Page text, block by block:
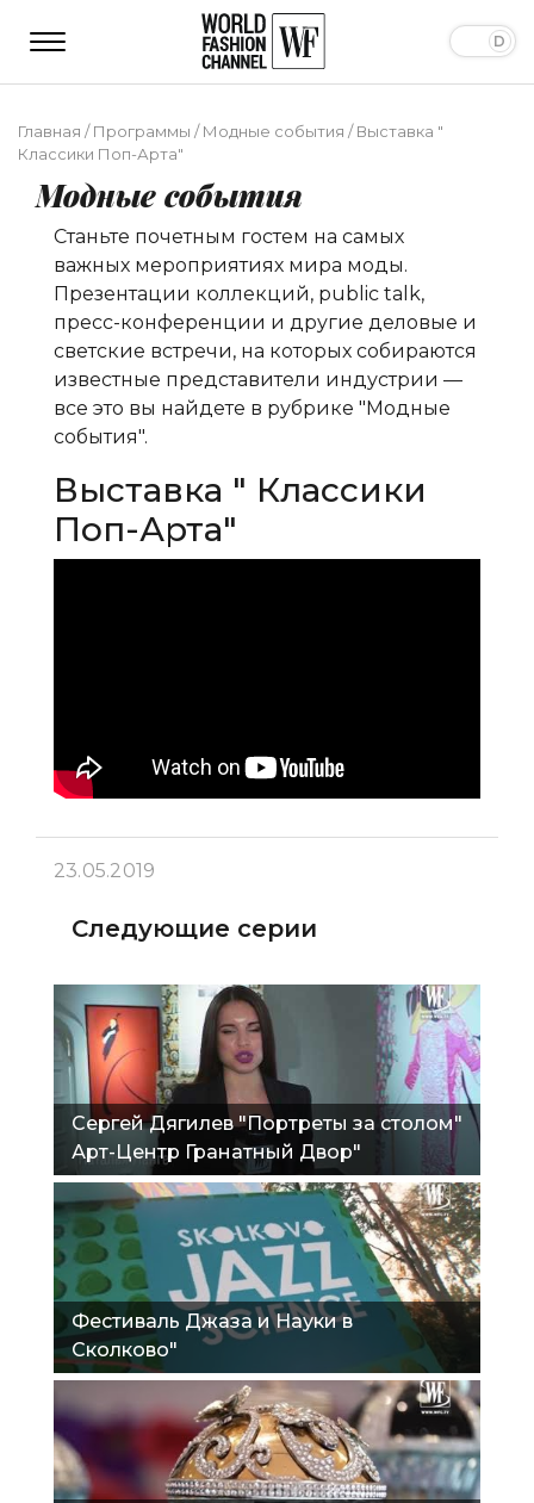
Главная /Программы /Модные события /Выставка "
Классики Поп-Арта"
Модные события
Станьте почетным гостем на самых
важных мероприятиях мира моды.
Презентации коллекций, public talk,
пресс-конференции и другие деловые и
светские встречи, на которых собираются
известные представители индустрии —
все это вы найдете в рубрике "Модные
события".
Выставка " Классики
Поп-Арта"
23.05.2019
Следующие серии
Сергей Дягилев "Портреты за столом"
Арт-Центр Гранатный Двор"
Фестиваль Джаза и Науки в
Сколково"